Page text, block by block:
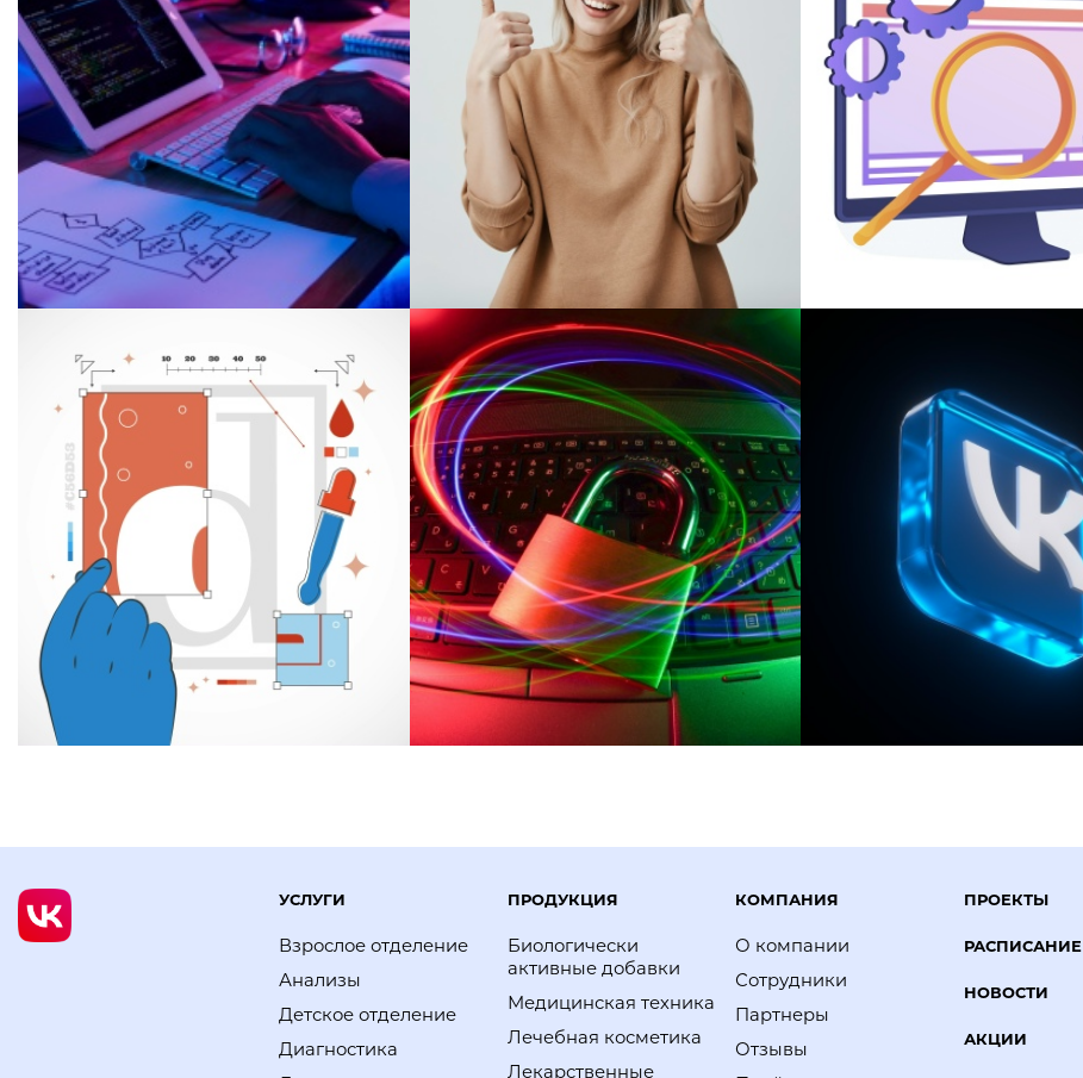
УСЛУГИ
Взрослое отделение
Анализы
Детское отделение
Диагностика
ПРОДУКЦИЯ
Биологически
активные добавки
Медицинская техника
Лечебная косметика
Лекарственные
КОМПАНИЯ
О компании
Сотрудники
Партнеры
Отзывы
ПРОЕКТЫ
РАСПИСАНИЕ
НОВОСТИ
АКЦИИ